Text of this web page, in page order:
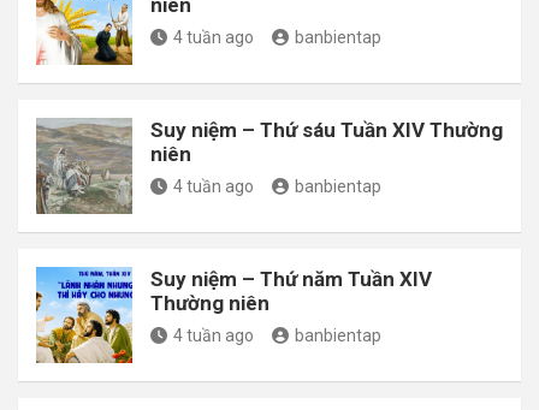
4 tuần ago banbientap
Suy niệm – Thứ sáu Tuần XIV Thường
niên
4 tuần ago banbientap
Suy niệm – Thứ năm Tuần XIV
Thường niên
4 tuần ago banbientap